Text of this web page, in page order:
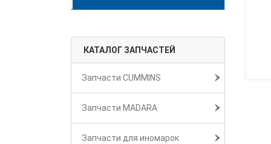
КАТАЛОГ ЗАПЧАСТЕЙ
Запчасти CUMMINS
Запчасти MADARA
Запчасти для иномарок